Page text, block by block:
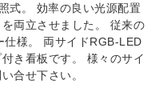
式。 効率の良い光源配置
両立させました。 従来の
仕様。 両サイドRGB-LED
き看板です。 様々のサイ
合せ下さい。